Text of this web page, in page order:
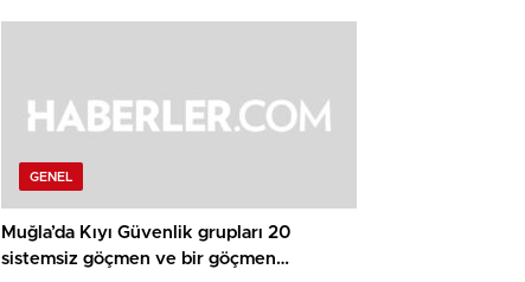
GENEL
Muğla’da Kıyı Güvenlik grupları 20
sistemsiz göçmen ve bir göçmen